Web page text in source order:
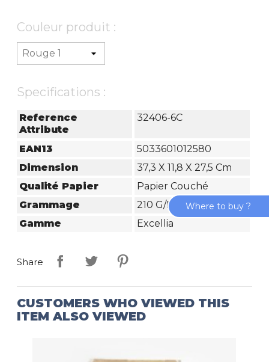
Couleur produit :
Specifications :
Reference
Attribute
32406-6C
EAN13
5033601012580
Dimension
37,3 X 11,8 X 27,5 Cm
Qualité Papier
Papier Couché
Grammage
210 G/m²
Gamme
Excellia
Share
CUSTOMERS WHO VIEWED THIS
ITEM ALSO VIEWED
Where to buy ?